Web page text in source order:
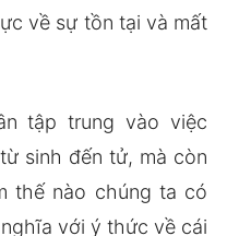
về sự tồn tại và mất
tập trung vào việc
sinh đến tử, mà còn
thế nào chúng ta có
với ý thức về cái